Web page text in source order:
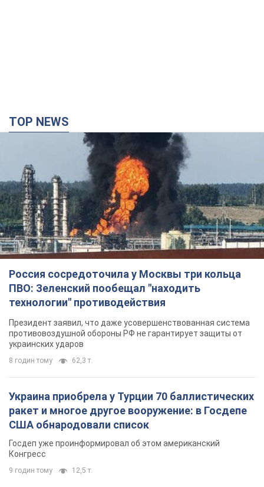
противовоздушной обороны РФ не гарантирует защиты от
украинских ударов
62,3 т.
Украина приобрела у Турции 70 баллистических
ракет и многое другое вооружение: в Госдепе
США обнародовали список
Госдеп уже проинформировал об этом американский
Конгресс
9 годин тому 12,5 т.
"Нас услышали лишь одним ухом": в городах
Украины уже 24-й день подряд проходят
митинги в поддержку Федорова. Фото и видео
Антиправительственные выступления с требованием
вернуть Федорова продолжаются до сих пор
9 годин тому